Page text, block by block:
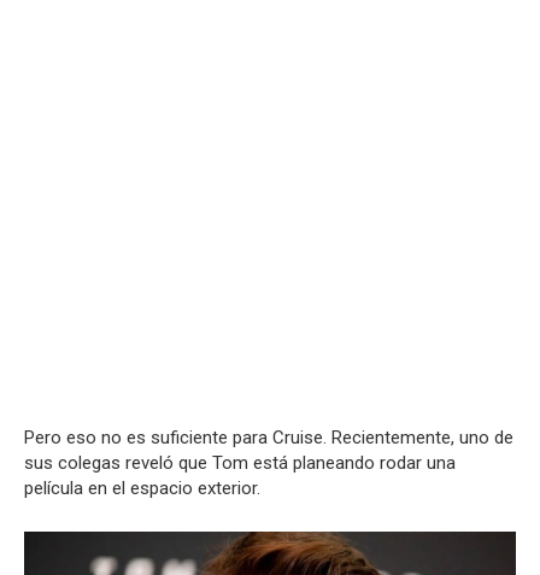
Pero eso no es suficiente para Cruise. Recientemente, uno de
sus colegas reveló que Tom está planeando rodar una
película en el espacio exterior.